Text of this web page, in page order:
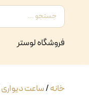
فروشگاه لوستر
خانه/ساعت دیواری